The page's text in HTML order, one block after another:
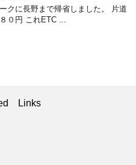
クに長野まで帰省しました。 片道
０円 これETC ...
Links